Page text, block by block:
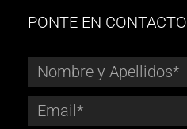
PONTE EN CONTACTO